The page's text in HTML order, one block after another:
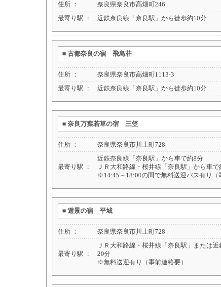
住所 ：
奈良県奈良市高畑町246
最寄り駅 ：
近鉄奈良線「奈良駅」から徒歩約10分
■ 古都奈良の宿 飛鳥荘
住所 ：
奈良県奈良市高畑町1113-3
最寄り駅 ：
近鉄奈良線「奈良駅」から徒歩約10分
■ 奈良万葉若草の宿 三笠
住所 ： 奈良県奈良市川上町728
最寄り駅 ：
近鉄奈良線「奈良駅」から車で約8分
ＪＲ大和路線・桜井線「奈良駅」から車で
※14:45～18:00の間で無料送迎バス有り（
■ 遊景の宿 平城
住所 ： 奈良県奈良市川上町728
最寄り駅 ：
ＪＲ大和路線・桜井線「奈良駅」または
20分
※無料送迎有り（事前連絡要）